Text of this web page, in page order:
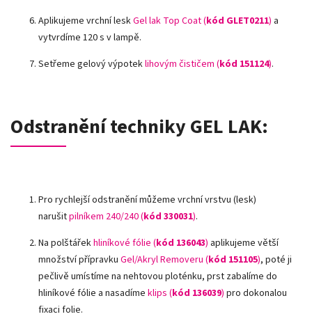
Aplikujeme vrchní leskGel lak Top Coat (kód GLET0211) a
vytvrdíme 120 s v lampě.
Setřeme gelový výpoteklihovým čističem (kód 151124).
Odstranění techniky GEL LAK:
Pro rychlejší odstranění můžeme vrchní vrstvu (lesk)
narušitpilníkem 240/240 (kód 330031).
Na polštářekhliníkové fólie (kód 136043) aplikujeme větší
množství přípravku Gel/Akryl Removeru (kód 151105), poté ji
pečlivě umístíme na nehtovou ploténku, prst zabalíme do
hliníkové fólie a nasadíme klips (kód 136039) pro dokonalou
fixaci folie.